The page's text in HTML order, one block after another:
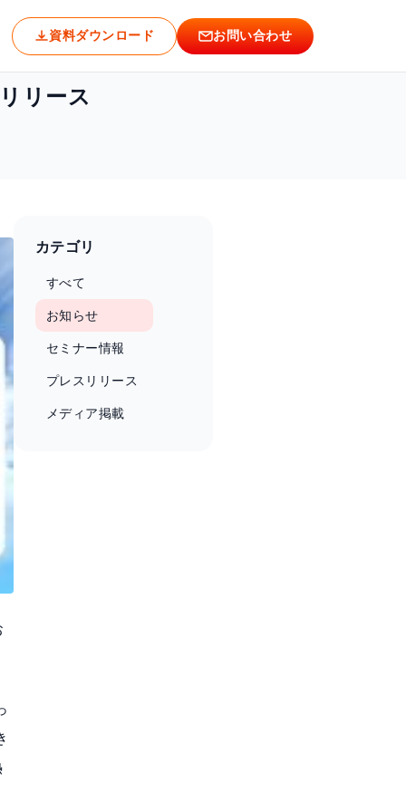
資料ダウンロード お問い合わせ
リース
カテゴリ
すべて
お知らせ
セミナー情報
プレスリリース
メディア掲載